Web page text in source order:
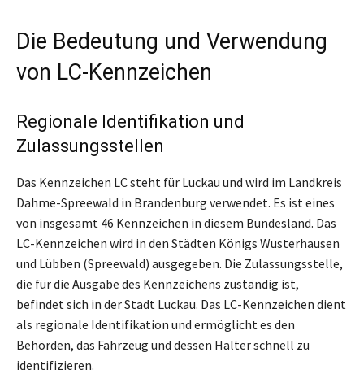
Die Bedeutung und Verwendung
von LC-Kennzeichen
Regionale Identifikation und
Zulassungsstellen
Das Kennzeichen LC steht für Luckau und wird im Landkreis
Dahme-Spreewald in Brandenburg verwendet. Es ist eines
von insgesamt 46 Kennzeichen in diesem Bundesland. Das
LC-Kennzeichen wird in den Städten Königs Wusterhausen
und Lübben (Spreewald) ausgegeben. Die Zulassungsstelle,
die für die Ausgabe des Kennzeichens zuständig ist,
befindet sich in der Stadt Luckau. Das LC-Kennzeichen dient
als regionale Identifikation und ermöglicht es den
Behörden, das Fahrzeug und dessen Halter schnell zu
identifizieren.